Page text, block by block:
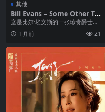
其他
Bill Evans – Some Other Ti
me (The Lost Session From
The Black Forest) [Double
Album] – 2XHDRE1044 DSD
这是比尔·埃文斯的一张珍贵爵士专
辑。它录制于1968年6月20日德国
黑森林，距其...
1 月前 21